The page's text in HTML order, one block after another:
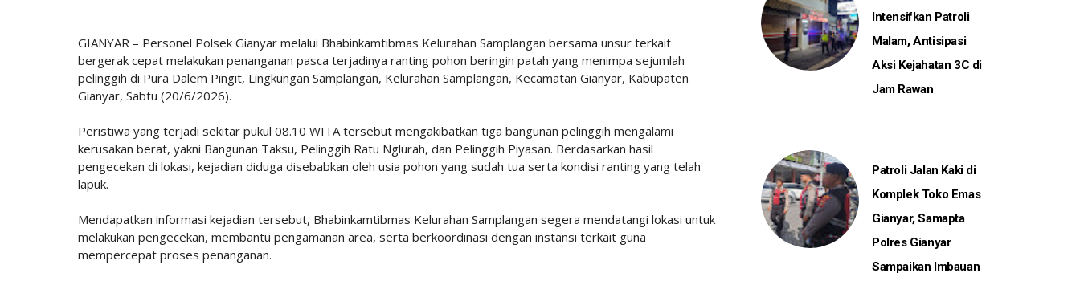
GIANYAR – Personel Polsek Gianyar melalui Bhabinkamtibmas Kelurahan Samplangan bersama unsur terkait
bergerak cepat melakukan penanganan pasca terjadinya ranting pohon beringin patah yang menimpa sejumlah
pelinggih di Pura Dalem Pingit, Lingkungan Samplangan, Kelurahan Samplangan, Kecamatan Gianyar, Kabupaten
Gianyar, Sabtu (20/6/2026).
Peristiwa yang terjadi sekitar pukul 08.10 WITA tersebut mengakibatkan tiga bangunan pelinggih mengalami
kerusakan berat, yakni Bangunan Taksu, Pelinggih Ratu Nglurah, dan Pelinggih Piyasan. Berdasarkan hasil
pengecekan di lokasi, kejadian diduga disebabkan oleh usia pohon yang sudah tua serta kondisi ranting yang telah
lapuk.
Mendapatkan informasi kejadian tersebut, Bhabinkamtibmas Kelurahan Samplangan segera mendatangi lokasi untuk
melakukan pengecekan, membantu pengamanan area, serta berkoordinasi dengan instansi terkait guna
mempercepat proses penanganan.
Intensifkan Patroli
Malam, Antisipasi
Aksi Kejahatan 3C di
Jam Rawan
Patroli Jalan Kaki di
Komplek Toko Emas
Gianyar, Samapta
Polres Gianyar
Sampaikan Imbauan